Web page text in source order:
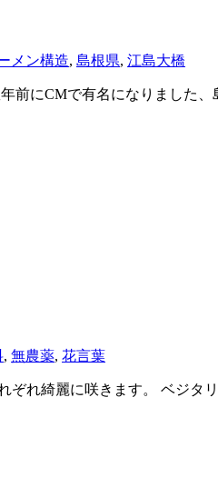
メン構造, 島根県, 江島大橋
前にCMで有名になりました
, 無農薬, 花言葉
ぞれ綺麗に咲きます。 ベジ